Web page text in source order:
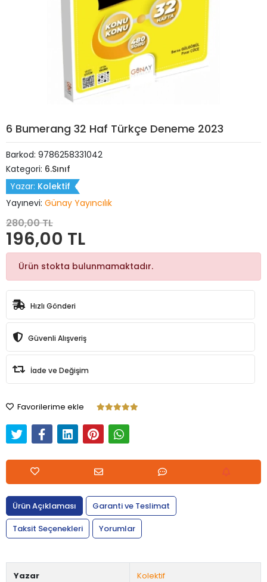
6 Bumerang 32 Haf Türkçe Deneme 2023
Barkod: 9786258331042
Kategori: 6.Sınıf
Yazar: Kolektif
Yayınevi: Günay Yayıncılık
280,00 TL
196,00 TL
Ürün stokta bulunmamaktadır.
Hızlı Gönderi
Güvenli Alışveriş
İade ve Değişim
Favorilerime ekle
Ürün Açıklaması
Garanti ve Teslimat
Taksit Seçenekleri
Yorumlar
Yazar Kolektif